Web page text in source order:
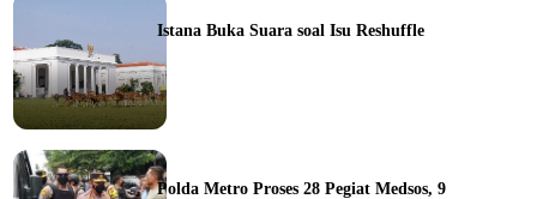
Istana Buka Suara soal Isu Reshuffle
Polda Metro Proses 28 Pegiat Medsos, 9